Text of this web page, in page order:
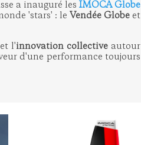
a inauguré les IMOCA Globe
'stars' : le Vendée Globeet
et l'innovation collectiveautour
d'une performance toujours